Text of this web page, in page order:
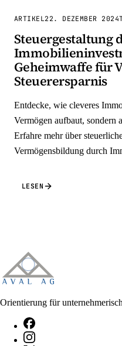
ARTIKEL22. DEZEMBER 2024
Steuergestaltung
Geheimwaffe für
Steuerersparnis
Entdecke, wie cleveres
Vermögen aufbaut, sondern
Erfahre mehr über
Vermögensbildung durch
LESEN
Orientierung für